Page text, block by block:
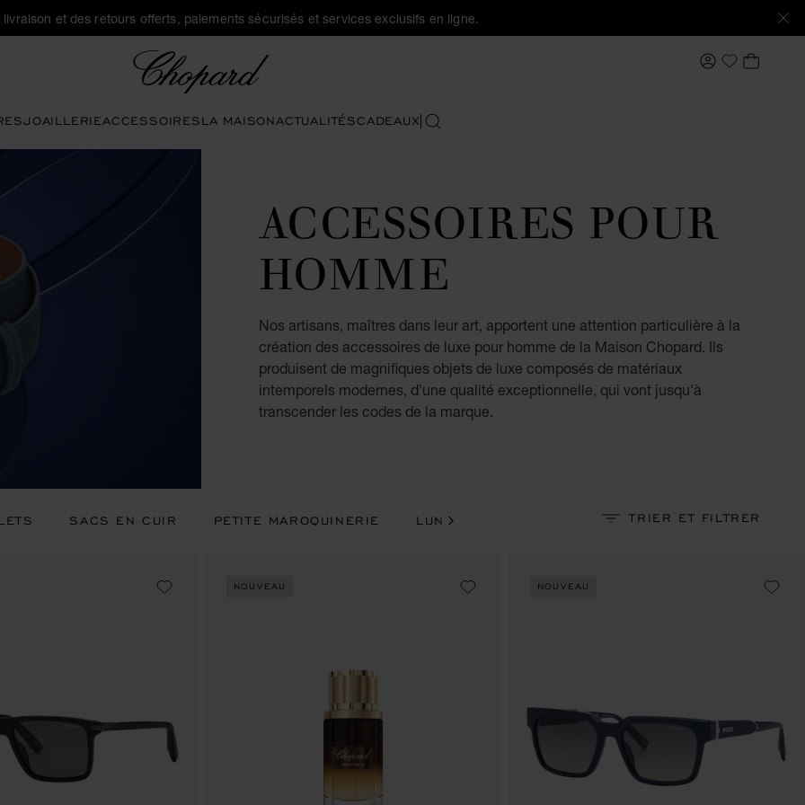
livraison et des retours offerts, paiements sécurisés et services exclusifs en ligne.
MON COMPTE
Ma Wishlist
MON
JOAILLERIEACCESSOIRESLA MAISONACTUALITÉSCADEAUXRECHERCHER
ACCESSOIRES POUR
HOMME
Nos artisans, maîtres dans leur art, apportent une attention particulière à la
création des accessoires de luxe pour homme de la Maison Chopard. Ils
produisent de magnifiques objets de luxe composés de matériaux
intemporels modernes, d'une qualité exceptionnelle, qui vont jusqu'à
transcender les codes de la marque.
SACS EN CUIR PETITE MAROQUINERIE LUNETTES DE SOLEIL ÉCHARPES HAUTE
TRIER ET FILTRER
NOUVEAU NOUVEAU